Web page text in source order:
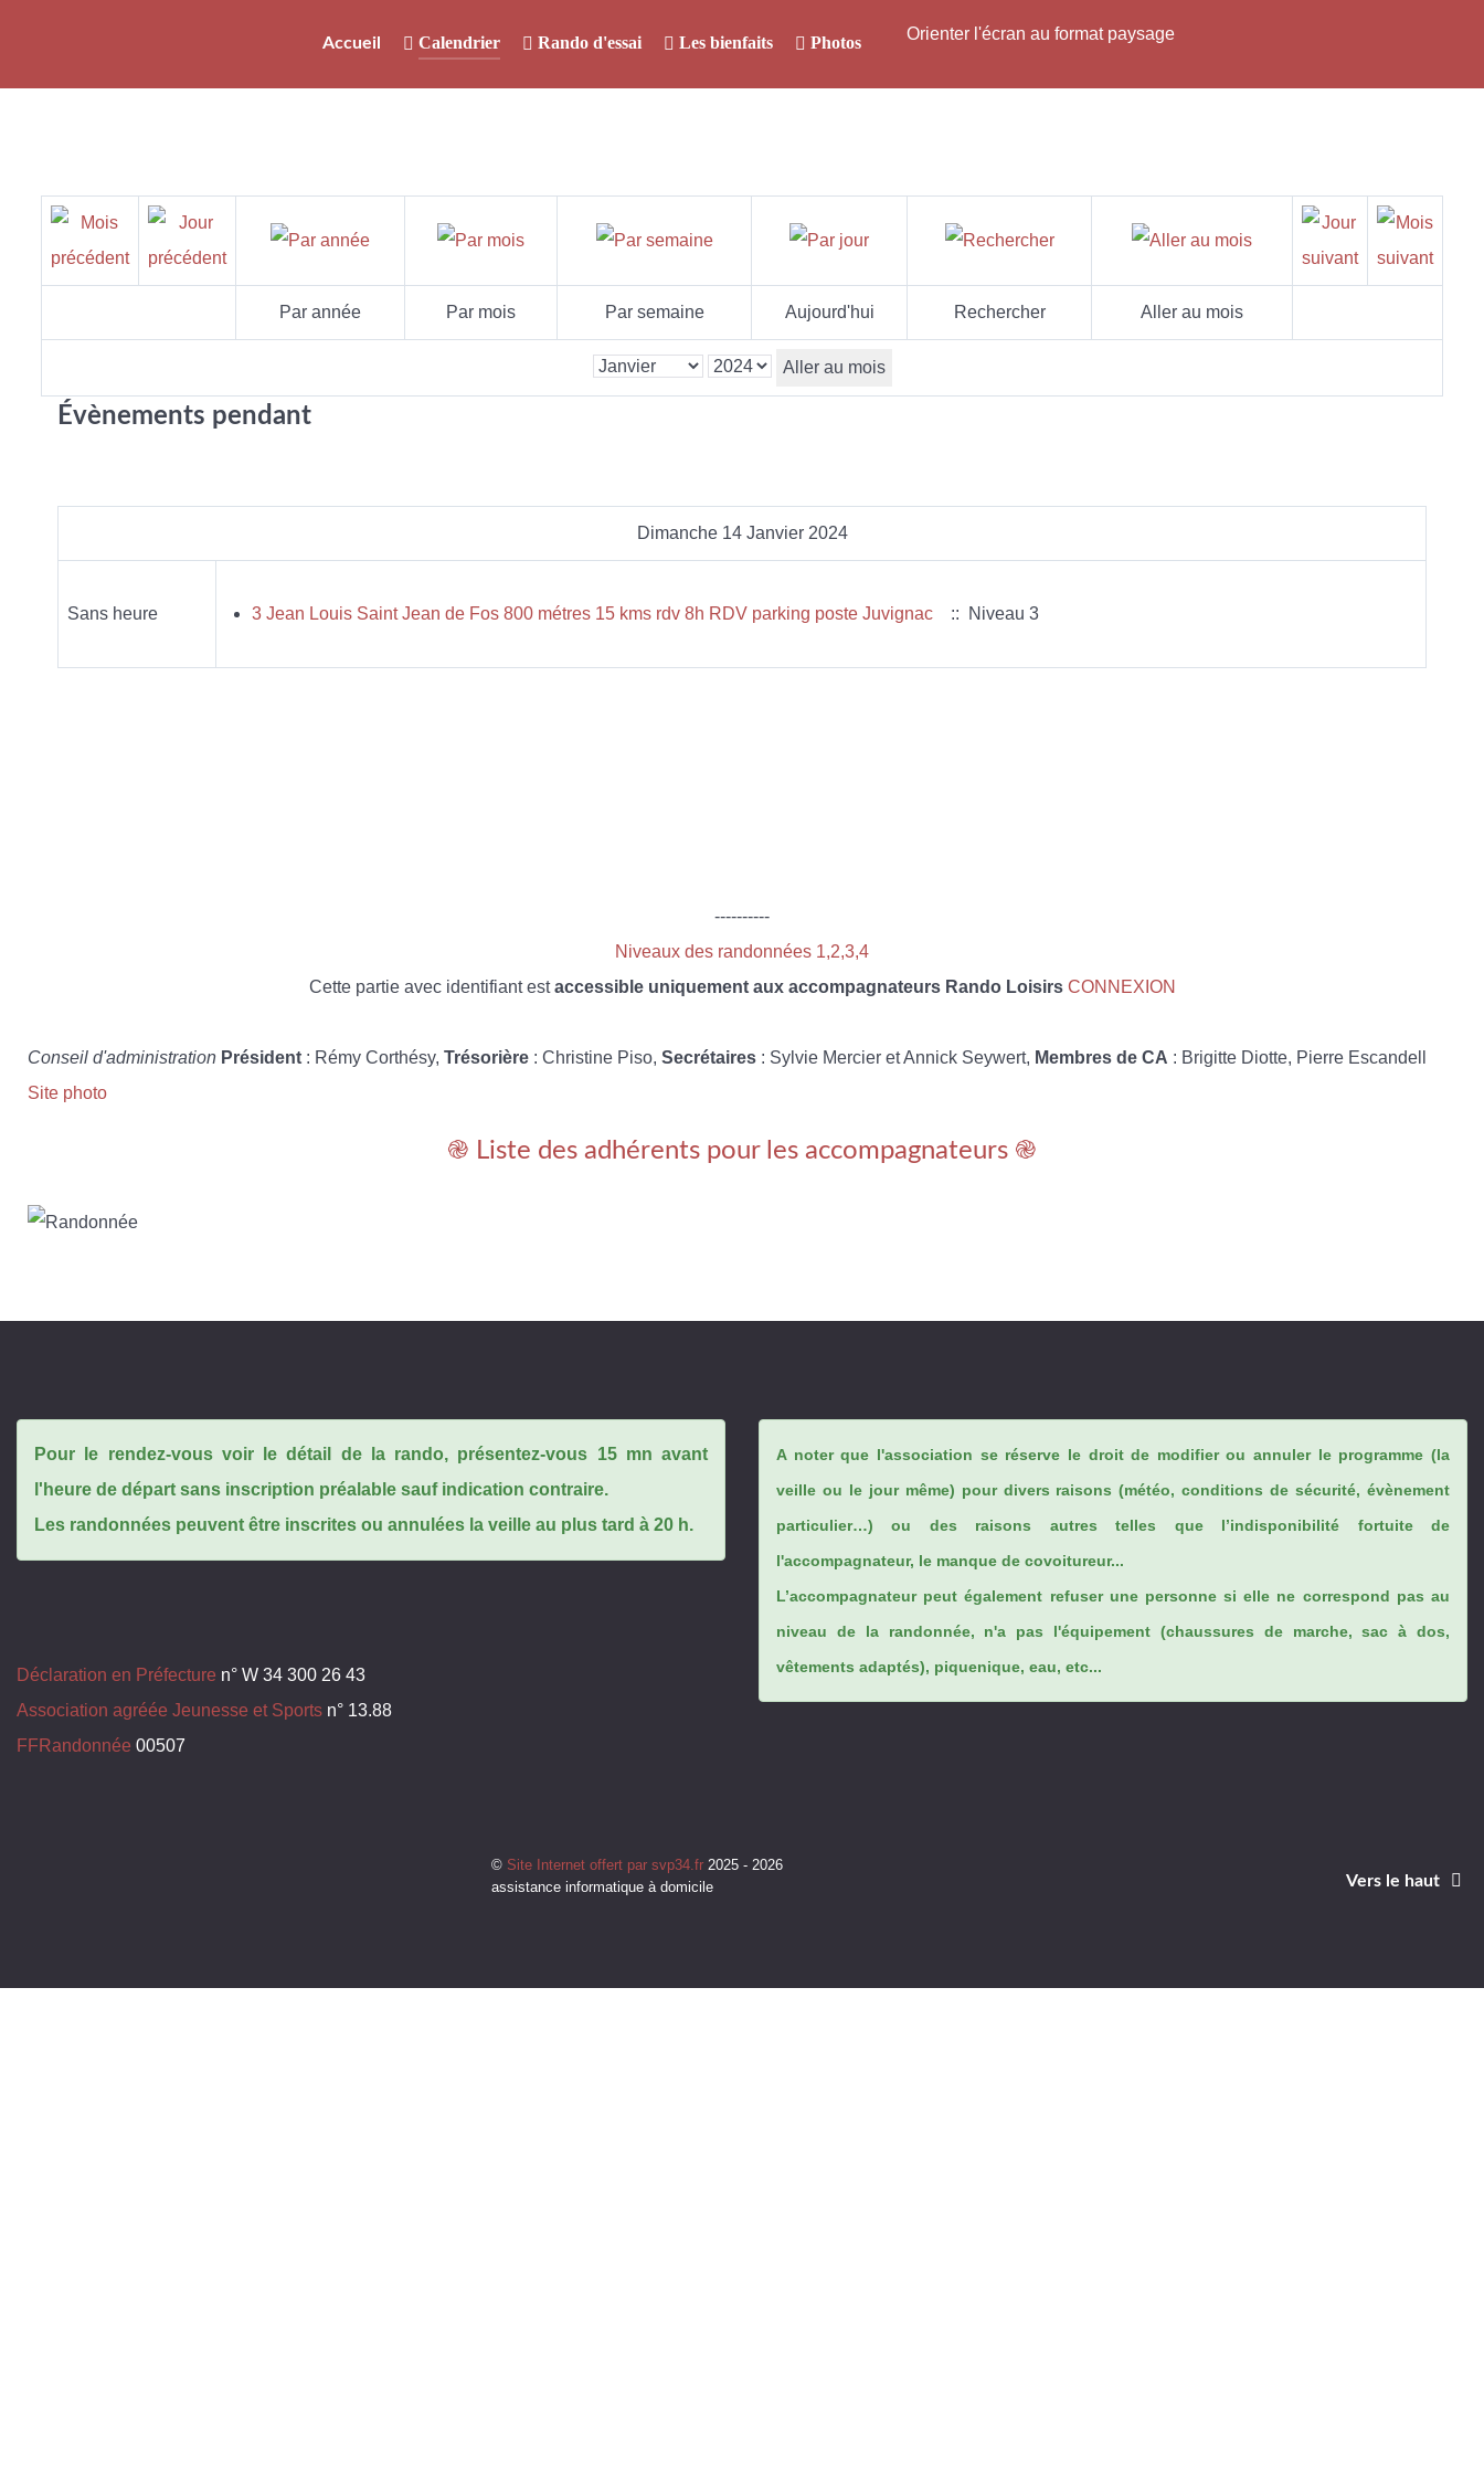
Accueil Calendrier Rando d'essai Les bienfaits Photos Orienter l'écran au format paysage
Par année Par mois Par semaine Aujourd'hui Rechercher Aller au mois
Aller au mois
Évènements pendant
Dimanche 14 Janvier 2024
Sans heure 3 Jean Louis Saint Jean de Fos 800 métres 15 kms rdv 8h RDV parking poste Juvignac :: Niveau 3
----------
Niveaux des randonnées 1,2,3,4
Cette partie avec identifiant estaccessible uniquement aux accompagnateurs Rando Loisirs CONNEXION
Conseil d'administration Président : Rémy Corthésy, Trésorière : Christine Piso, Secrétaires : Sylvie Mercier et Annick Seywert, Membres de CA : Brigitte Diotte, Pierre Escandell
Site photo
֎ Liste des adhérents pour les accompagnateurs ֎
Pour le rendez-vous voir le détail de la rando, présentez-vous 15 mn avant
l'heure de départ sans inscription préalable sauf indication contraire.
Les randonnées peuvent être inscrites ou annulées la veille au plus tard à 20 h.
Déclaration en Préfecture n° W 34 300 26 43
Association agréée Jeunesse et Sports n° 13.88
FFRandonnée 00507
A noter que l'association se réserve le droit de modifier ou annuler le programme (la
veille ou le jour même) pour divers raisons (météo, conditions de sécurité, évènement
particulier…) ou des raisons autres telles que l’indisponibilité fortuite de
l'accompagnateur, le manque de covoitureur...
L’accompagnateur peut également refuser une personne si elle ne correspond pas au
niveau de la randonnée, n'a pas l'équipement (chaussures de marche, sac à dos,
vêtements adaptés), piquenique, eau, etc...
© Site Internet offert par svp34.fr 2025 - 2026
assistance informatique à domicile
Vers le haut